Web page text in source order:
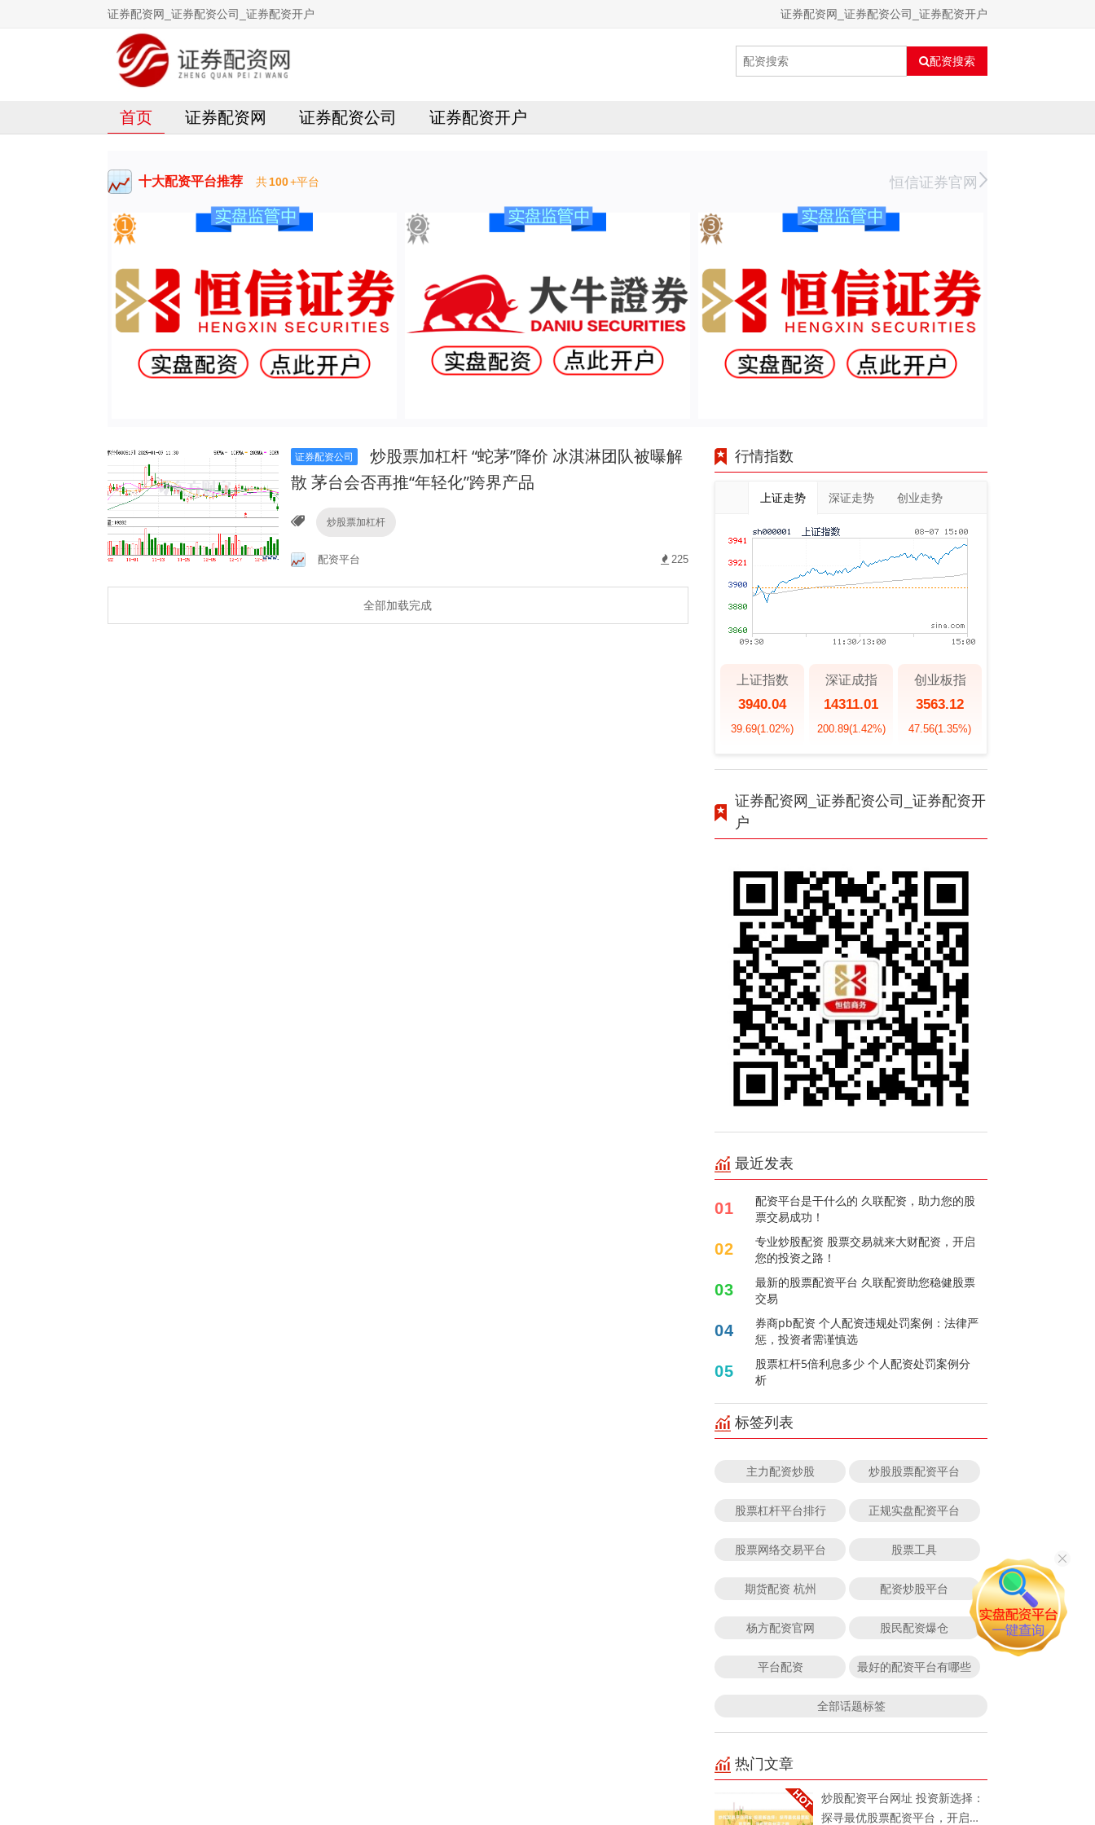
证券配资网_证券配资公司_证券配资开户 证券配资网_证券配资公司_证券配资开户
配资搜索
首页 证券配资网 证券配资公司 证券配资开户
十大配资平台推荐 共100+平台 恒信证券官网
证券配资公司
炒股票加杠杆 “蛇茅”降价 冰淇淋团队被曝解
散 茅台会否再推“年轻化”跨界产品
炒股票加杠杆
配资平台 225
全部加载完成
行情指数
上证走势 深证走势 创业走势
上证指数
3940.04
39.69(1.02%)
深证成指
14311.01
200.89(1.42%)
创业板指
3563.12
47.56(1.35%)
证券配资网_证券配资公司_证券配资开
户
最近发表
01
配资平台是干什么的 久联配资，助力您的股
票交易成功！
02
专业炒股配资 股票交易就来大财配资，开启
您的投资之路！
03
最新的股票配资平台 久联配资助您稳健股票
交易
04
券商pb配资 个人配资违规处罚案例：法律严
惩，投资者需谨慎选
05
股票杠杆5倍利息多少 个人配资处罚案例分
析
标签列表
主力配资炒股 炒股股票配资平台
股票杠杆平台排行 正规实盘配资平台
股票网络交易平台 股票工具
期货配资 杭州 配资炒股平台
杨方配资官网 股民配资爆仓
平台配资 最好的配资平台有哪些
全部话题标签
热门文章
炒股配资平台网址 投资新选择：
探寻最优股票配资平台，开启蛇